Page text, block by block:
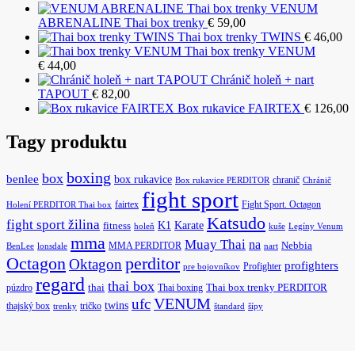
VENUM
ABRENALINE Thai box trenky € 59,00
Thai box trenky TWINS € 46,00
Thai box trenky VENUM
€ 44,00
Chránič holeň + nart
TAPOUT € 82,00
Box rukavice FAIRTEX € 126,00
Tagy produktu
benlee box boxing box rukavice Box rukavice PERDITOR chranič Chránič
Holení PERDITOR Thai box fairtex fight sport Fight Sport. Octagon
fight sport žilina fitness holeň K1 Karate Katsudo kuše Legíny Venum
BenLee lonsdale mma MMA PERDITOR Muay Thai na nart Nebbia
Octagon Oktagon perditor pre bojovníkov Profighter profighters
púzdro regard thai thai box Thai boxing Thai box trenky PERDITOR
thajský box trenky tričko twins ufcVENUM štandard šípy